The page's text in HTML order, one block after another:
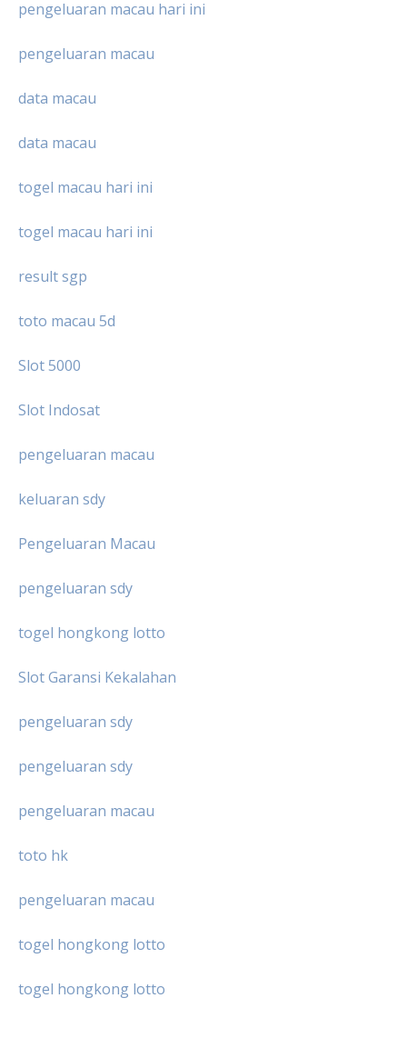
pengeluaran macau hari ini
pengeluaran macau
data macau
data macau
togel macau hari ini
togel macau hari ini
result sgp
toto macau 5d
Slot 5000
Slot Indosat
pengeluaran macau
keluaran sdy
Pengeluaran Macau
pengeluaran sdy
togel hongkong lotto
Slot Garansi Kekalahan
pengeluaran sdy
pengeluaran sdy
pengeluaran macau
toto hk
pengeluaran macau
togel hongkong lotto
togel hongkong lotto